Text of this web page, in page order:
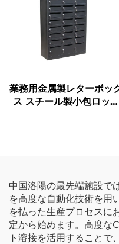
業務用金属製レターボッ
ス スチール製小包ロッカ
中国洛陽の最先端施設で
を高度な自動化技術を用
を払った生産プロセスに
定から始めます。高度な
ト溶接を活用することで